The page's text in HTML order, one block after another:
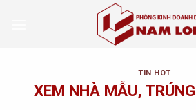
TIN HOT
XEM NHÀ MẪU,